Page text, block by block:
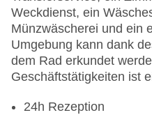
Weckdienst, ein
Münzwäscherei und ein
Umgebung kann dank
dem Rad erkundet
Geschäftstätigkeiten ist
24h Rezeption